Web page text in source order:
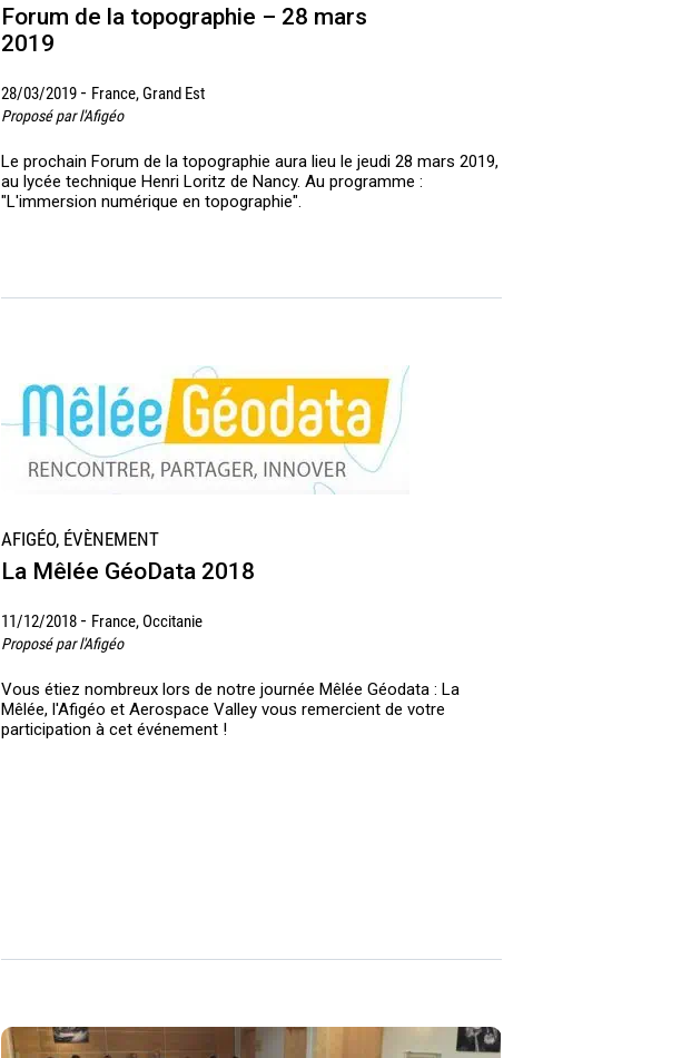
Forum de la topographie – 28 mars
2019
28/03/2019 - France, Grand Est
Proposé par l'Afigéo
Le prochain Forum de la topographie aura lieu le jeudi 28 mars 2019,
au lycée technique Henri Loritz de Nancy. Au programme :
"L'immersion numérique en topographie".
AFIGÉO, ÉVÈNEMENT
La Mêlée GéoData 2018
11/12/2018 - France, Occitanie
Proposé par l'Afigéo
Vous étiez nombreux lors de notre journée Mêlée Géodata : La
Mêlée, l'Afigéo et Aerospace Valley vous remercient de votre
participation à cet événement !